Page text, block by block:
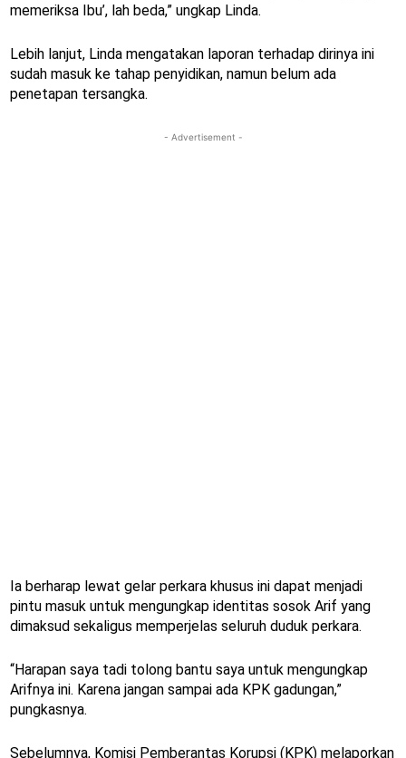
memeriksa Ibu’, lah beda,” ungkap Linda.
Lebih lanjut, Linda mengatakan laporan terhadap dirinya ini
sudah masuk ke tahap penyidikan, namun belum ada
penetapan tersangka.
- Advertisement -
Ia berharap lewat gelar perkara khusus ini dapat menjadi
pintu masuk untuk mengungkap identitas sosok Arif yang
dimaksud sekaligus memperjelas seluruh duduk perkara.
“Harapan saya tadi tolong bantu saya untuk mengungkap
Arifnya ini. Karena jangan sampai ada KPK gadungan,”
pungkasnya.
Sebelumnya, Komisi Pemberantas Korupsi (KPK) melaporkan